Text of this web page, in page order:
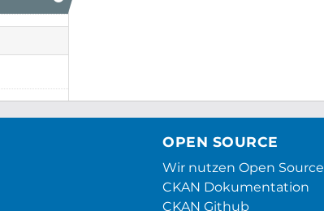
OPEN SOURCE
Wir nutzen Open Source
CKAN Dokumentation
CKAN Github